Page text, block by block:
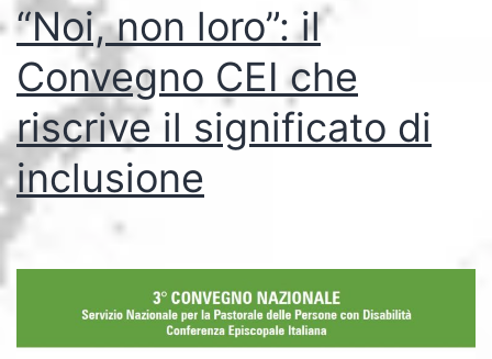
“Noi, non loro”: il
Convegno CEI che
riscrive il significato di
inclusione